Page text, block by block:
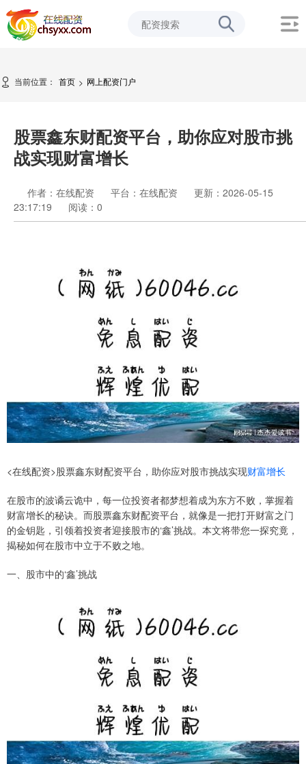
当前位置： 首页 > 网上配资门户
股票鑫东财配资平台，助你应对股市挑
战实现财富增长
作者：在线配资 平台：在线配资
更新：2026-05-15
23:17:19
阅读： 0
<在线配资>股票鑫东财配资平台，助你应对股市挑战实现财富增长
在股市的波谲云诡中，每一位投资者都梦想着成为东方不败，掌握着
财富增长的秘诀。而股票鑫东财配资平台，就像是一把打开财富之门
的金钥匙，引领着投资者迎接股市的‘鑫’挑战。本文将带您一探究竟，
揭秘如何在股市中立于不败之地。
一、股市中的‘鑫’挑战